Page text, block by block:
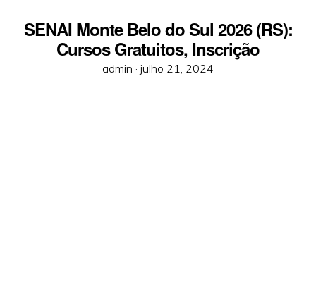
SENAI Monte Belo do Sul 2026 (RS):
Cursos Gratuitos, Inscrição
admin · Posted
julho 21, 2024